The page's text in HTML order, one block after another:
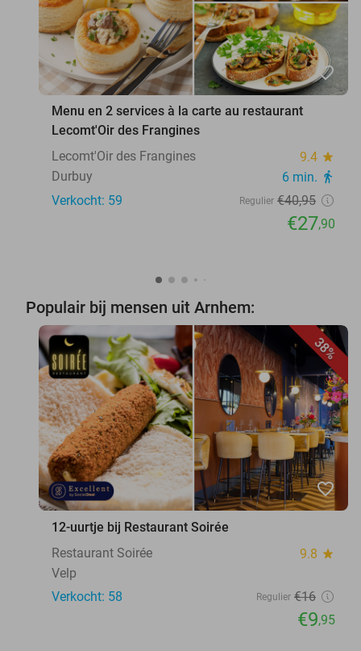
favorite_border
Menu en 2 services à la carte au restaurant
Lecomt'Oir des Frangines
Lecomt'Oir des Frangines
9.4 star
Durbuy 6 min. directions_walk
Verkocht: 59 Regulier €40,95
€27,90
Populair bij mensen uit Arnhem:
38%
favorite_border
12-uurtje bij Restaurant Soirée
Restaurant Soirée
9.8 star
Velp
Verkocht: 58
Regulier €16
€9,95